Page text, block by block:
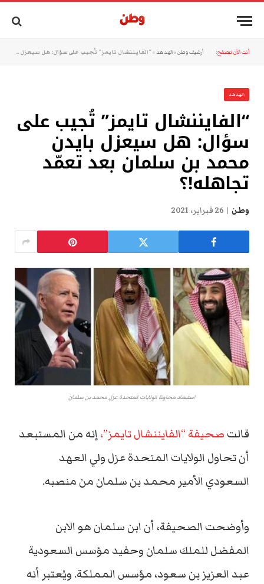
أنت الآن تتصفح: أرشيف وطن »الهدهد »“الفايننشال تايمز” تُجيب على سؤال: هل سيعزل بايدن محمد بن سلمان بعد تعمّد تجاهله!؟
الهدهد
“الفايننشال تايمز” تُجيب على
سؤال: هل سيعزل بايدن
محمد بن سلمان بعد تعمّد
تجاهله!؟
وطن 26 فبراير، 2021
استبعاد محاولة الولايات المتحدة عزل محمد بن سلمان
قالتصحيفة “الفايننشال تايمز”،إنه من المستبعد
أن تحاول الولايات المتحدة عزل ولي العهد
السعودي الأمير محمد بن سلمان من منصبه.
وأوضحت الصحيفة، أن ابن سلمان هو الابن
المفضل للملك سلمان وحفيد مؤسس السعودية
عبد العزيز بن سعود، مؤسس المملكة. ويُعتبر أنه